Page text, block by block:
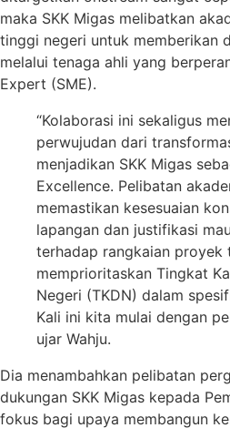
maka SKK Migas melibatkan
tinggi negeri untuk memberikan
melalui tenaga ahli yang
Expert (SME).
“Kolaborasi ini sekaligus
perwujudan dari
menjadikan SKK Migas
Excellence. Pelibatan
memastikan kesesuaian
lapangan dan justifikasi
terhadap rangkaian proyek
memprioritaskan Tingkat
Negeri (TKDN) dalam
Kali ini kita mulai dengan
ujar Wahju.
Dia menambahkan pelibatan
dukungan SKK Migas kepada
fokus bagi upaya membangun